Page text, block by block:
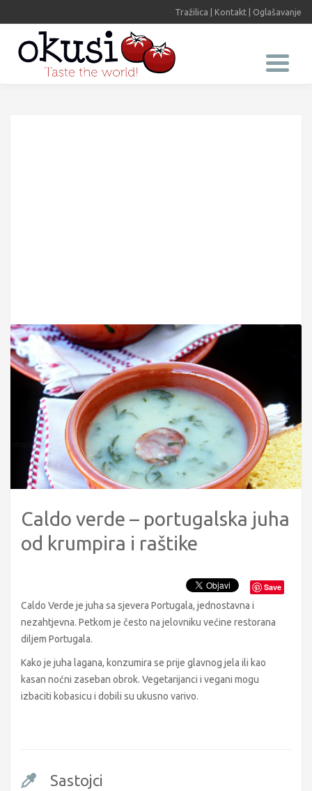
Tražilica Kontakt Oglašavanje
Caldo verde – portugalska juha
od krumpira i raštike
Save
Caldo Verde je juha sa sjevera Portugala, jednostavna i
nezahtjevna. Petkom je često na jelovniku većine restorana
diljem Portugala.
Kako je juha lagana, konzumira se prije glavnog jela ili kao
kasan noćni zaseban obrok. Vegetarijanci i vegani mogu
izbaciti kobasicu i dobili su ukusno varivo.
Sastojci